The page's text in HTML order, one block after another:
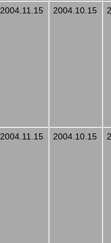
2004.11.15 2004.10.15
2004.11.15 2004.10.15